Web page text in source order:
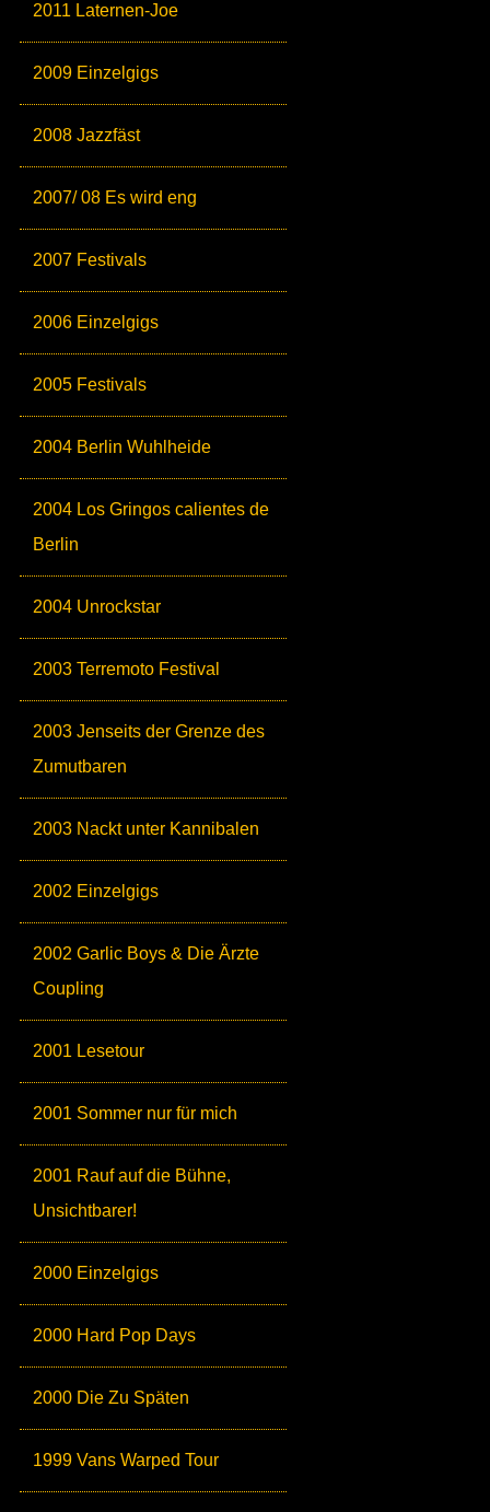
2011 Laternen-Joe
2009 Einzelgigs
2008 Jazzfäst
2007/ 08 Es wird eng
2007 Festivals
2006 Einzelgigs
2005 Festivals
2004 Berlin Wuhlheide
2004 Los Gringos calientes de
Berlin
2004 Unrockstar
2003 Terremoto Festival
2003 Jenseits der Grenze des
Zumutbaren
2003 Nackt unter Kannibalen
2002 Einzelgigs
2002 Garlic Boys & Die Ärzte
Coupling
2001 Lesetour
2001 Sommer nur für mich
2001 Rauf auf die Bühne,
Unsichtbarer!
2000 Einzelgigs
2000 Hard Pop Days
2000 Die Zu Späten
1999 Vans Warped Tour